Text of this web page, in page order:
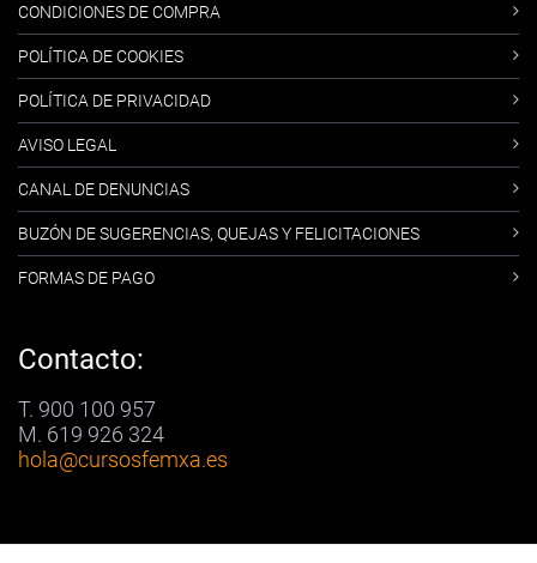
CONDICIONES DE COMPRA
POLÍTICA DE COOKIES
POLÍTICA DE PRIVACIDAD
AVISO LEGAL
CANAL DE DENUNCIAS
BUZÓN DE SUGERENCIAS, QUEJAS Y FELICITACIONES
FORMAS DE PAGO
Contacto:
T. 900 100 957
M. 619 926 324
hola@cursosfemxa.es